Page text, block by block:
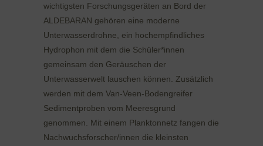
wichtigsten Forschungsgeräten an Bord der
ALDEBARAN gehören eine moderne
Unterwasserdrohne, ein hochempfindliches
Hydrophon mit dem die Schüler*innen
gemeinsam den Geräuschen der
Unterwasserwelt lauschen können. Zusätzlich
werden mit dem Van-Veen-Bodengreifer
Sedimentproben vom Meeresgrund
genommen. Mit einem Planktonnetz fangen die
Nachwuchsforscher/innen die kleinsten